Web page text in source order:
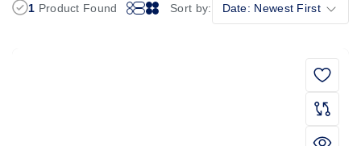
1 Product Found Sort by: Date: Newest First